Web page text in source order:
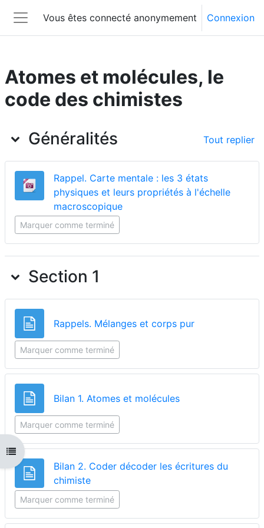
Panneau latéral
Vous êtes connecté anonymement Connexion
Ouvrir l'index du cours
Atomes et molécules, le
code des chimistes
Aperçu des sections
Généralités Tout replier
Rappel. Carte mentale : les 3 états
physiques et leurs propriétés à l'échelle
macroscopiqueFichier
Marquer comme terminé
Section 1
Rappels. Mélanges et corps purPage
Marquer comme terminé
Bilan 1. Atomes et moléculesPage
Marquer comme terminé
Bilan 2. Coder décoder les écritures du
chimistePage
Marquer comme terminé